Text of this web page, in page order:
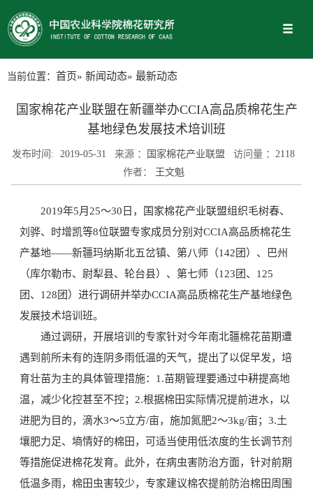
当前位置： 首页» 新闻动态» 最新动态
国家棉花产业联盟在新疆举办CCIA高品质棉花生产
基地绿色发展技术培训班
发布时间: 2019-05-31 来源 ： 国家棉花产业联盟 访问量 ： 2118
作者：
王文魁
2019年5月25～30日，国家棉花产业联盟组织毛树春、
刘骅、时增凯等8位联盟专家成员分别对CCIA高品质棉花生
产基地——新疆玛纳斯北五岔镇、第八师（142团）、巴州
（库尔勒市、尉犁县、轮台县）、第七师（123团、125
团、128团）进行调研并举办CCIA高品质棉花生产基地绿色
发展技术培训班。
通过调研，开展培训的专家针对今年南北疆棉花苗期遭
遇到前所未有的连阴多雨低温的天气，提出了以促早发，培
育壮苗为主的具体管理措施：1.苗期管理要通过中耕提高地
温，减少化控甚至不控；2.根据棉田实际情况提前进水，以
进肥为目的，滴水3～5立方/亩，施加氮肥2～3kg/亩；3.土
壤肥力足、墒情好的棉田，可适当使用低浓度的生长调节剂
等措施促进棉花发育。此外，在病虫害防治方面，针对前期
低温多雨，棉田虫害较少，专家建议棉农提前防治棉田周围